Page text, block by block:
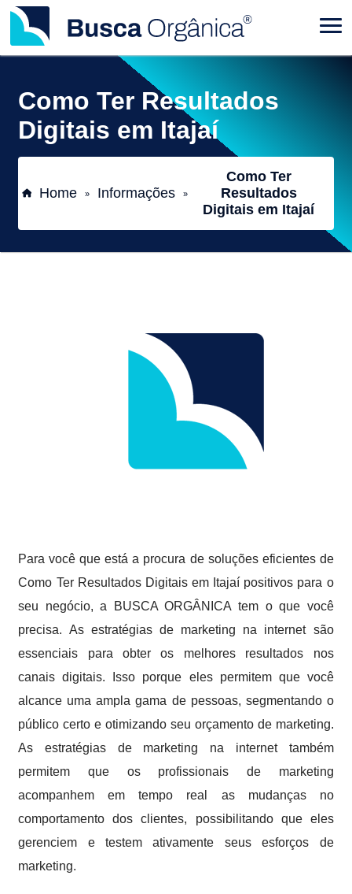
Como Ter Resultados
Digitais em Itajaí
Home » Informações »
Como Ter
Resultados
Digitais em Itajaí
Para você que está a procura de soluções eficientes de
Como Ter Resultados Digitais em Itajaí positivos para o
seu negócio, a BUSCA ORGÂNICA tem o que você
precisa. As estratégias de marketing na internet são
essenciais para obter os melhores resultados nos
canais digitais. Isso porque eles permitem que você
alcance uma ampla gama de pessoas, segmentando o
público certo e otimizando seu orçamento de marketing.
As estratégias de marketing na internet também
permitem que os profissionais de marketing
acompanhem em tempo real as mudanças no
comportamento dos clientes, possibilitando que eles
gerenciem e testem ativamente seus esforços de
marketing.